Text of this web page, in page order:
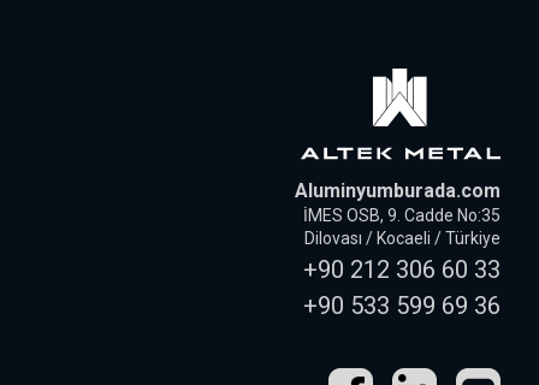
Aluminyumburada.com
İMES OSB, 9. Cadde No:35
Dilovası / Kocaeli / Türkiye
+90 212 306 60 33
+90 533 599 69 36